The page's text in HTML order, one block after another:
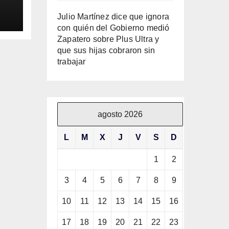
Julio Martínez dice que ignora
con quién del Gobierno medió
Zapatero sobre Plus Ultra y
que sus hijas cobraron sin
trabajar
agosto 2026
L M X J V S D
1 2
3 4 5 6 7 8 9
10 11 12 13 14 15 16
17 18 19 20 21 22 23